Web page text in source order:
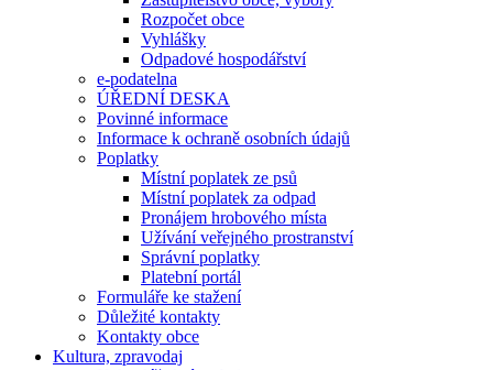
Rozpočet obce
Vyhlášky
Odpadové hospodářství
e-podatelna
ÚŘEDNÍ DESKA
Povinné informace
Informace k ochraně osobních údajů
Poplatky
Místní poplatek ze psů
Místní poplatek za odpad
Pronájem hrobového místa
Užívání veřejného prostranství
Správní poplatky
Platební portál
Formuláře ke stažení
Důležité kontakty
Kontakty obce
Kultura, zpravodaj